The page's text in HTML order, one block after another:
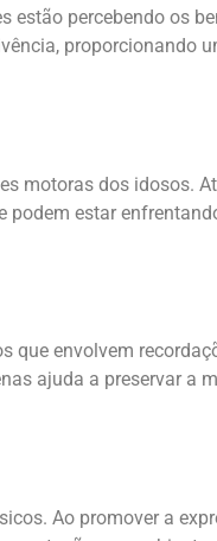
percebendo os
proporcionando
motoras dos idosos.
estar
envolvem
ajuda a preservar a
Ao promover a